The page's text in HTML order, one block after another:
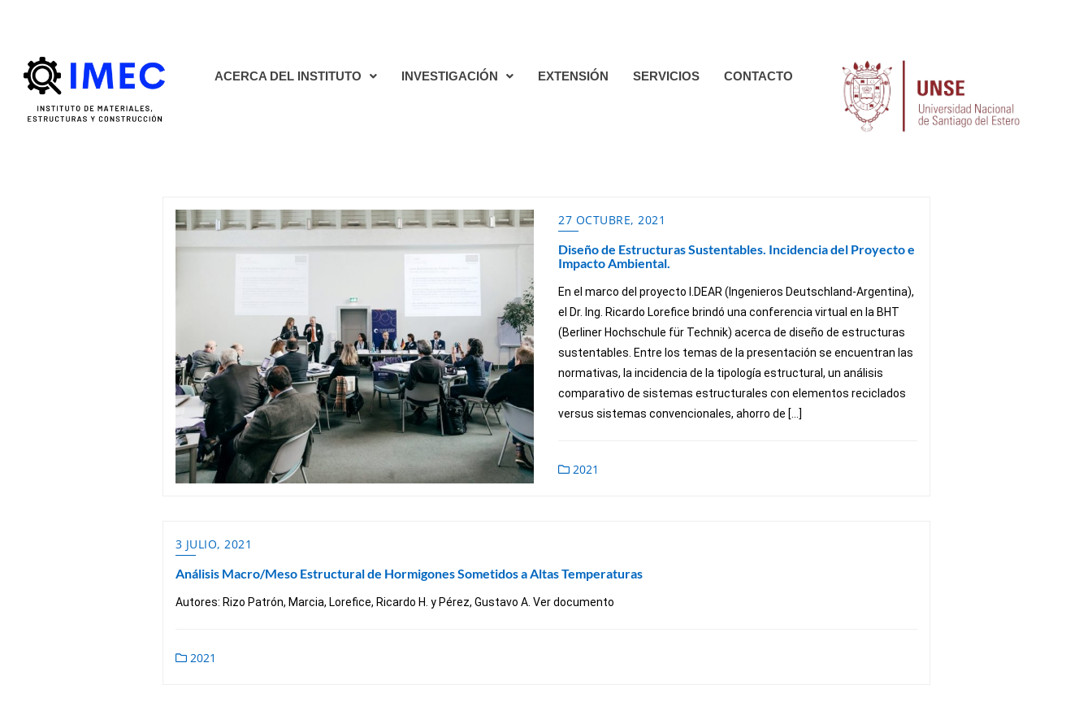
ACERCA DEL INSTITUTO INVESTIGACIÓN EXTENSIÓN SERVICIOS CONTACTO
27 OCTUBRE, 2021
Diseño de Estructuras Sustentables. Incidencia del Proyecto e
Impacto Ambiental.
En el marco del proyecto I.DEAR (Ingenieros Deutschland-Argentina),
el Dr. Ing. Ricardo Lorefice brindó una conferencia virtual en la BHT
(Berliner Hochschule für Technik) acerca de diseño de estructuras
sustentables. Entre los temas de la presentación se encuentran las
normativas, la incidencia de la tipología estructural, un análisis
comparativo de sistemas estructurales con elementos reciclados
versus sistemas convencionales, ahorro de […]
2021
3 JULIO, 2021
Análisis Macro/Meso Estructural de Hormigones Sometidos a Altas Temperaturas
Autores: Rizo Patrón, Marcia, Lorefice, Ricardo H. y Pérez, Gustavo A. Ver documento
2021